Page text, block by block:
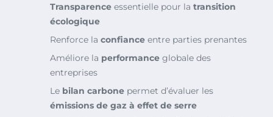
Transparence essentielle pour la transition
écologique
Renforce la confiance entre parties prenantes
Améliore la performance globale des
entreprises
Le bilan carbone permet d’évaluer les
émissions de gaz à effet de serre